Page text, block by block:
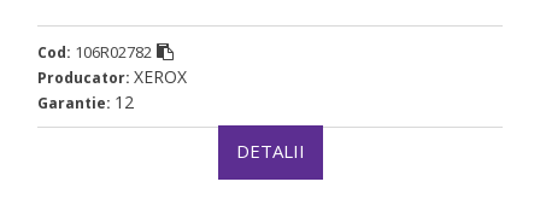
Cod: 106R02782
Producator: XEROX
Garantie: 12
DETALII